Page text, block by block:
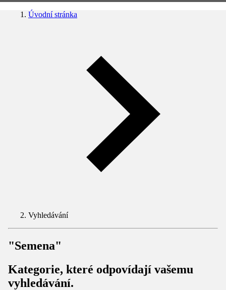
Úvodní stránka
Vyhledávání
"Semena"
Kategorie, které odpovídají vašemu
vyhledávání.